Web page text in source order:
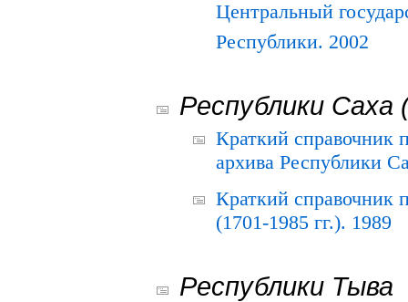
Центральный
Республики. 2002
Республики Саха
Краткий справочник
архива Республики
Краткий
(1701-1985 гг.). 1989
Республики Тыва